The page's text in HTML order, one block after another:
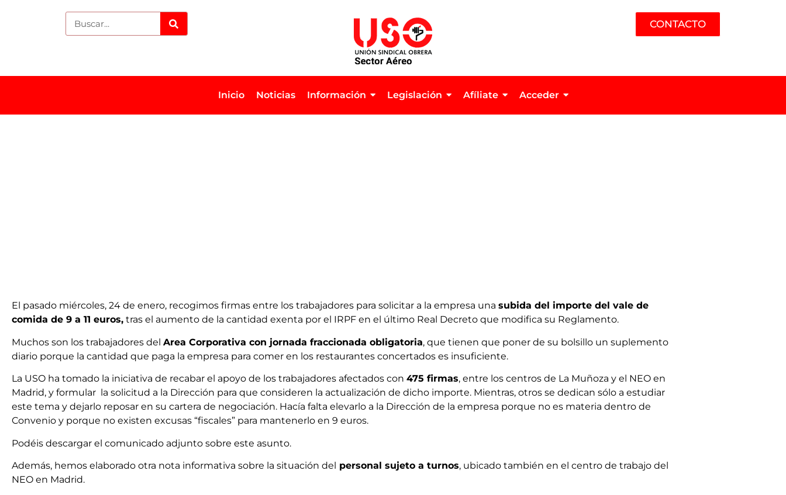
CONTACTO
Inicio Noticias Información Legislación Afíliate Acceder
El pasado miércoles, 24 de enero, recogimos firmas entre los trabajadores para solicitar a la empresa una subida del importe del vale de
comida de 9 a 11 euros, tras el aumento de la cantidad exenta por el IRPF en el último Real Decreto que modifica su Reglamento.
Muchos son los trabajadores del Area Corporativa con jornada fraccionada obligatoria, que tienen que poner de su bolsillo un suplemento
diario porque la cantidad que paga la empresa para comer en los restaurantes concertados es insuficiente.
La USO ha tomado la iniciativa de recabar el apoyo de los trabajadores afectados con 475 firmas, entre los centros de La Muñoza y el NEO en
Madrid, y formular la solicitud a la Dirección para que consideren la actualización de dicho importe. Mientras, otros se dedican sólo a estudiar
este tema y dejarlo reposar en su cartera de negociación. Hacía falta elevarlo a la Dirección de la empresa porque no es materia dentro de
Convenio y porque no existen excusas “fiscales” para mantenerlo en 9 euros.
Podéis descargar el comunicado adjunto sobre este asunto.
Además, hemos elaborado otra nota informativa sobre la situación del personal sujeto a turnos, ubicado también en el centro de trabajo del
NEO en Madrid.